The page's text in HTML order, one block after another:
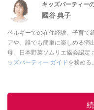
キッズパーティー
國谷 典子
ベルギーでの在住経験、子育て
アや、誰でも簡単に楽しめる演
母。日本野菜ソムリエ協会認定
ッズパーティー ガイドを務める。